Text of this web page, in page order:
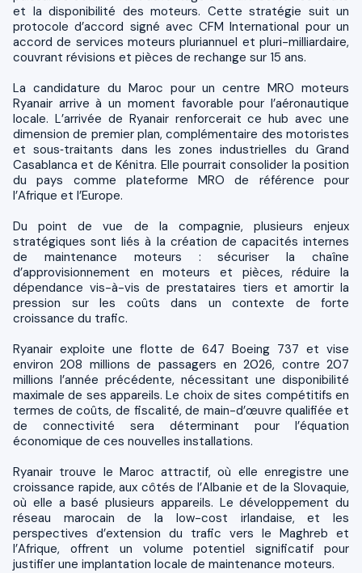
et la disponibilité des moteurs. Cette stratégie suit un
protocole d’accord signé avec CFM International pour un
accord de services moteurs pluriannuel et pluri-milliardaire,
couvrant révisions et pièces de rechange sur 15 ans.
La candidature du Maroc pour un centre MRO moteurs
Ryanair arrive à un moment favorable pour l’aéronautique
locale. L’arrivée de Ryanair renforcerait ce hub avec une
dimension de premier plan, complémentaire des motoristes
et sous‑traitants dans les zones industrielles du Grand
Casablanca et de Kénitra. Elle pourrait consolider la position
du pays comme plateforme MRO de référence pour
l’Afrique et l’Europe.
Du point de vue de la compagnie, plusieurs enjeux
stratégiques sont liés à la création de capacités internes
de maintenance moteurs : sécuriser la chaîne
d’approvisionnement en moteurs et pièces, réduire la
dépendance vis-à-vis de prestataires tiers et amortir la
pression sur les coûts dans un contexte de forte
croissance du trafic.
Ryanair exploite une flotte de 647 Boeing 737 et vise
environ 208 millions de passagers en 2026, contre 207
millions l’année précédente, nécessitant une disponibilité
maximale de ses appareils. Le choix de sites compétitifs en
termes de coûts, de fiscalité, de main-d’œuvre qualifiée et
de connectivité sera déterminant pour l’équation
économique de ces nouvelles installations.
Ryanair trouve le Maroc attractif, où elle enregistre une
croissance rapide, aux côtés de l’Albanie et de la Slovaquie,
où elle a basé plusieurs appareils. Le développement du
réseau marocain de la low-cost irlandaise, et les
perspectives d’extension du trafic vers le Maghreb et
l’Afrique, offrent un volume potentiel significatif pour
justifier une implantation locale de maintenance moteurs.